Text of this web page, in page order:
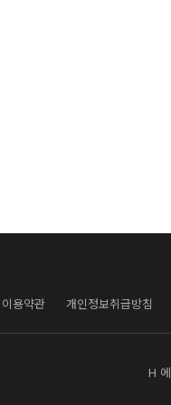
이용약관 개인정보취급방침
H